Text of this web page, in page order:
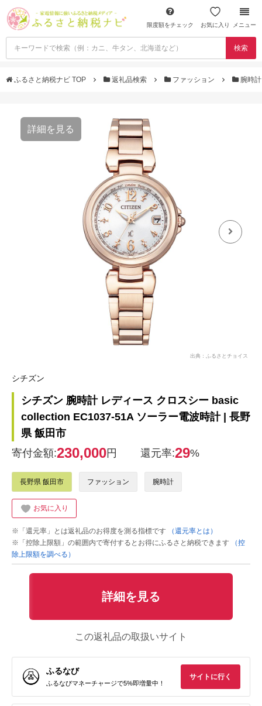
限度額をチェック お気に入り メニュー
検索
ふるさと納税ナビ TOP 返礼品検索 ファッション 腕時
詳細を見る
出典：ふるさとチョイス
シチズン
シチズン 腕時計 レディース クロスシー basic
collection EC1037-51A ソーラー電波時計 | 長野
県 飯田市
寄付金額:230,000円 還元率:29%
長野県 飯田市 ファッション 腕時計
お気に入り
※「還元率」とは返礼品のお得度を測る指標です
（還元率とは）
※「控除上限額」の範囲内で寄付するとお得にふるさと納税できます
（控
除上限額を調べる）
詳細を見る
この返礼品の取扱いサイト
ふるなび
ふるなびマネーチャージで5%即増量中！
サイトに行く